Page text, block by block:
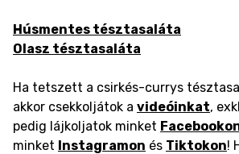
Húsmentes tésztasaláta
Olasz tésztasaláta
Ha tetszett a csirkés-currys
akkor csekkoljátok a videóinkat,
pedig lájkoljatok minket
minket Instagramon és Tiktokon!